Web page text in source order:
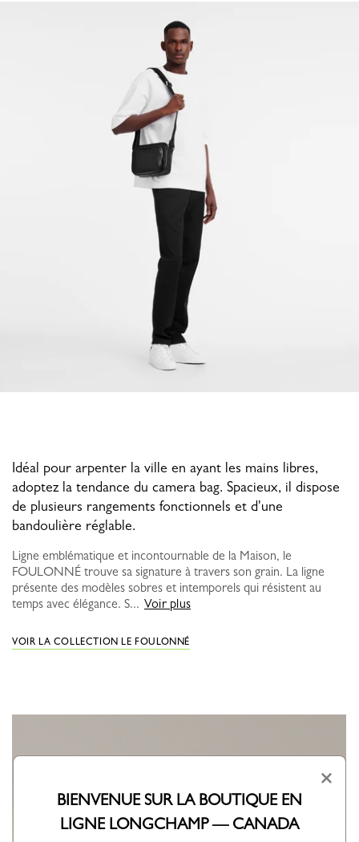
Idéal pour arpenter la ville en ayant les mains libres,
adoptez la tendance du camera bag. Spacieux, il dispose
de plusieurs rangements fonctionnels et d'une
bandoulière réglable.
Ligne emblématique et incontournable de la Maison, le
FOULONNÉ trouve sa signature à travers son grain. La ligne
présente des modèles sobres et intemporels qui résistent au
temps avec élégance. S... Voir plus
VOIR LA COLLECTION LE FOULONNÉ
×
BIENVENUE SUR LA BOUTIQUE EN
LIGNE LONGCHAMP — CANADA